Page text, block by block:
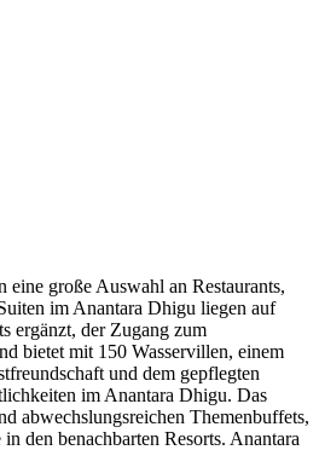
große Auswahl an Restaurants,
im Anantara Dhigu liegen auf
ergänzt, der Zugang zum
bietet mit 150 Wasservillen, einem
und dem gepflegten
im Anantara Dhigu. Das
abwechslungsreichen Themenbuffets,
den benachbarten Resorts. Anantara